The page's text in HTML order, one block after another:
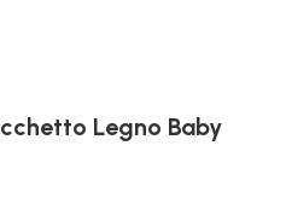
Legno Baby